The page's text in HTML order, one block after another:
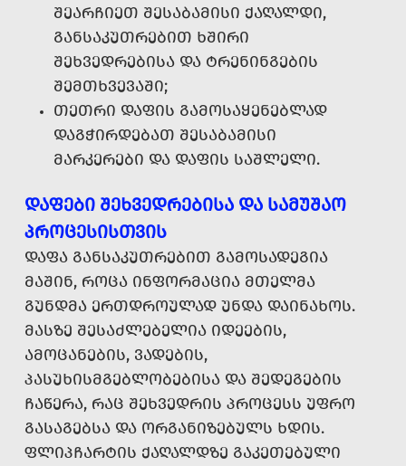
ᲨᲔᲐᲠᲩᲘᲔᲗ ᲨᲔᲡᲐᲑᲐᲛᲘᲡᲘ ᲥᲐᲦᲐᲚᲓᲘ,
ᲒᲐᲜᲡᲐᲙᲣᲗᲠᲔᲑᲘᲗ ᲮᲨᲘᲠᲘ
ᲨᲔᲮᲕᲔᲓᲠᲔᲑᲘᲡᲐ ᲓᲐ ᲢᲠᲔᲜᲘᲜᲒᲔᲑᲘᲡ
ᲨᲔᲛᲗᲮᲕᲔᲕᲐᲨᲘ;
ᲗᲔᲗᲠᲘ ᲓᲐᲤᲘᲡ ᲒᲐᲛᲝᲡᲐᲧᲔᲜᲔᲑᲚᲐᲓ
ᲓᲐᲒᲭᲘᲠᲓᲔᲑᲐᲗ ᲨᲔᲡᲐᲑᲐᲛᲘᲡᲘ
ᲛᲐᲠᲙᲔᲠᲔᲑᲘ ᲓᲐ ᲓᲐᲤᲘᲡ ᲡᲐᲨᲚᲔᲚᲘ.
ᲓᲐᲤᲔᲑᲘ ᲨᲔᲮᲕᲔᲓᲠᲔᲑᲘᲡᲐ ᲓᲐ ᲡᲐᲛᲣᲨᲐᲝ
ᲞᲠᲝᲪᲔᲡᲘᲡᲗᲕᲘᲡ
ᲓᲐᲤᲐ ᲒᲐᲜᲡᲐᲙᲣᲗᲠᲔᲑᲘᲗ ᲒᲐᲛᲝᲡᲐᲓᲔᲒᲘᲐ
ᲛᲐᲨᲘᲜ, ᲠᲝᲪᲐ ᲘᲜᲤᲝᲠᲛᲐᲪᲘᲐ ᲛᲗᲔᲚᲛᲐ
ᲒᲣᲜᲓᲛᲐ ᲔᲠᲗᲓᲠᲝᲣᲚᲐᲓ ᲣᲜᲓᲐ ᲓᲐᲘᲜᲐᲮᲝᲡ.
ᲛᲐᲡᲖᲔ ᲨᲔᲡᲐᲫᲚᲔᲑᲔᲚᲘᲐ ᲘᲓᲔᲔᲑᲘᲡ,
ᲐᲛᲝᲪᲐᲜᲔᲑᲘᲡ, ᲕᲐᲓᲔᲑᲘᲡ,
ᲞᲐᲡᲣᲮᲘᲡᲛᲒᲔᲑᲚᲝᲑᲔᲑᲘᲡᲐ ᲓᲐ ᲨᲔᲓᲔᲒᲔᲑᲘᲡ
ᲩᲐᲬᲔᲠᲐ, ᲠᲐᲪ ᲨᲔᲮᲕᲔᲓᲠᲘᲡ ᲞᲠᲝᲪᲔᲡᲡ ᲣᲤᲠᲝ
ᲒᲐᲡᲐᲒᲔᲑᲡᲐ ᲓᲐ ᲝᲠᲒᲐᲜᲘᲖᲔᲑᲣᲚᲡ ᲮᲓᲘᲡ.
ᲤᲚᲘᲞᲩᲐᲠᲢᲘᲡ ᲥᲐᲦᲐᲚᲓᲖᲔ ᲒᲐᲙᲔᲗᲔᲑᲣᲚᲘ